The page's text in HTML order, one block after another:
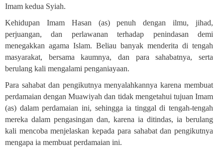
Imam kedua Syiah.
Kehidupan Imam Hasan (as) penuh dengan ilmu, jihad,
perjuangan, dan perlawanan terhadap penindasan demi
menegakkan agama Islam. Beliau banyak menderita di tengah
masyarakat, bersama kaumnya, dan para sahabatnya, serta
berulang kali mengalami penganiayaan.
Para sahabat dan pengikutnya menyalahkannya karena membuat
perdamaian dengan Muawiyah dan tidak mengetahui tujuan Imam
(as) dalam perdamaian ini, sehingga ia tinggal di tengah-tengah
mereka dalam pengasingan dan, karena ia ditindas, ia berulang
kali mencoba menjelaskan kepada para sahabat dan pengikutnya
mengapa ia membuat perdamaian ini.